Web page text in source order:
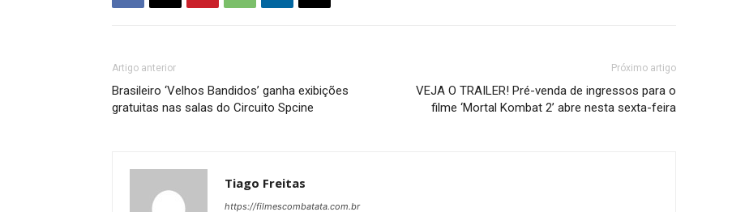
Artigo anterior
Brasileiro ‘Velhos Bandidos’ ganha exibições
gratuitas nas salas do Circuito Spcine
Próximo artigo
VEJA O TRAILER! Pré-venda de ingressos para o
filme ‘Mortal Kombat 2’ abre nesta sexta-feira
Tiago Freitas
https://filmescombatata.com.br